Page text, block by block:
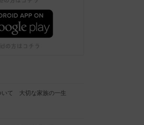
いて 大切な家族の一生